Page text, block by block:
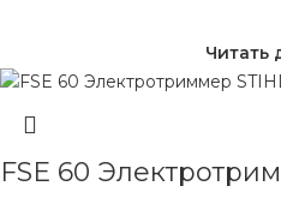
Читать
FSE 60